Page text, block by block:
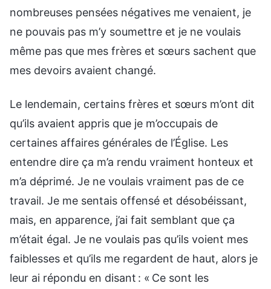
nombreuses pensées négatives me venaient, je
ne pouvais pas m’y soumettre et je ne voulais
même pas que mes frères et sœurs sachent que
mes devoirs avaient changé.
Le lendemain, certains frères et sœurs m’ont dit
qu’ils avaient appris que je m’occupais de
certaines affaires générales de l’Église. Les
entendre dire ça m’a rendu vraiment honteux et
m’a déprimé. Je ne voulais vraiment pas de ce
travail. Je me sentais offensé et désobéissant,
mais, en apparence, j’ai fait semblant que ça
m’était égal. Je ne voulais pas qu’ils voient mes
faiblesses et qu’ils me regardent de haut, alors je
leur ai répondu en disant : « Ce sont les